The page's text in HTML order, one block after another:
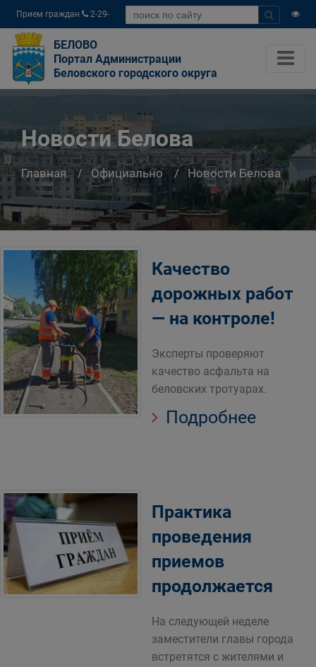
Прием граждан
2-29-
04
БЕЛОВО
Портал Администрации
Беловского городского округа
Новости Белова
Главная Официально Новости Белова
Качество
дорожных работ
— на контроле!
Эксперты проверяют
качество асфальта на
беловских тротуарах.
Подробнее
Практика
проведения
приемов
продолжается
На следующей неделе
заместители главы города
встретятся с жителями и